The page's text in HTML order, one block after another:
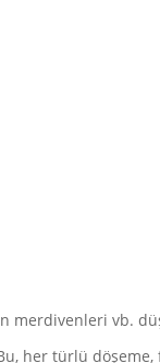
merdivenleri vb.
her türlü döşeme,